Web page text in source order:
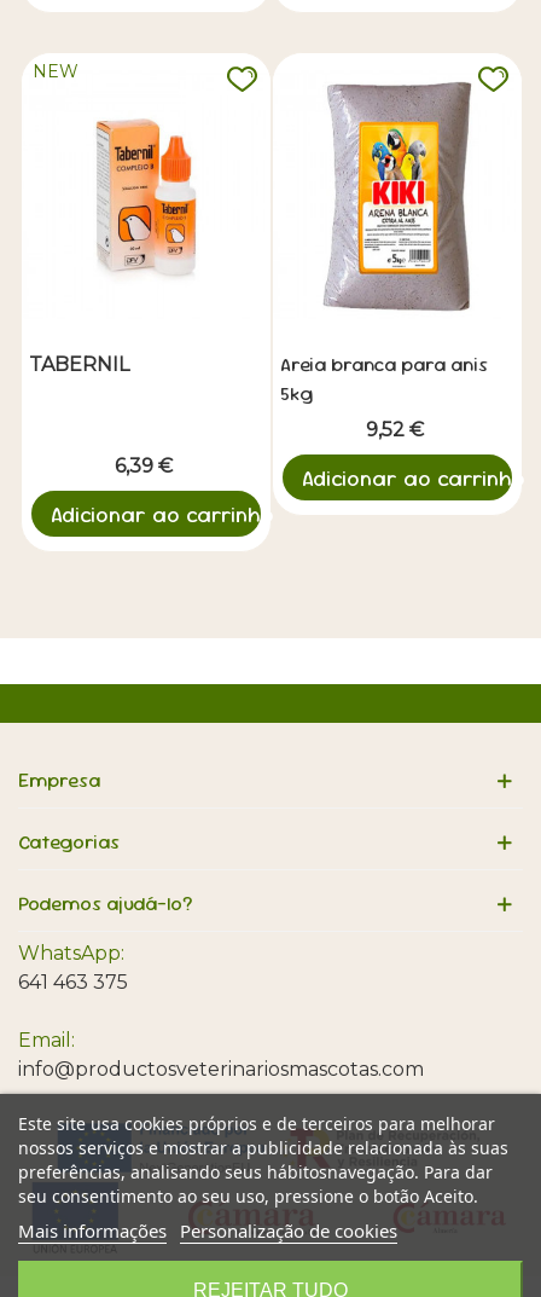
NEW
TABERNIL
6,39 €
Adicionar ao carrinho
Areia branca para anis
5kg
9,52 €
Adicionar ao carrinho
Este site usa cookies próprios e de terceiros para melhorar
nossos serviços e mostrar a publicidade relacionada às suas
preferências, analisando seus hábitosnavegação. Para dar
seu consentimento ao seu uso, pressione o botão Aceito.
Mais informações Personalização de cookies
REJEITAR TUDO
Empresa
Categorias
Podemos ajudá-lo?
WhatsApp:
641 463 375
Email:
info@productosveterinariosmascotas.com